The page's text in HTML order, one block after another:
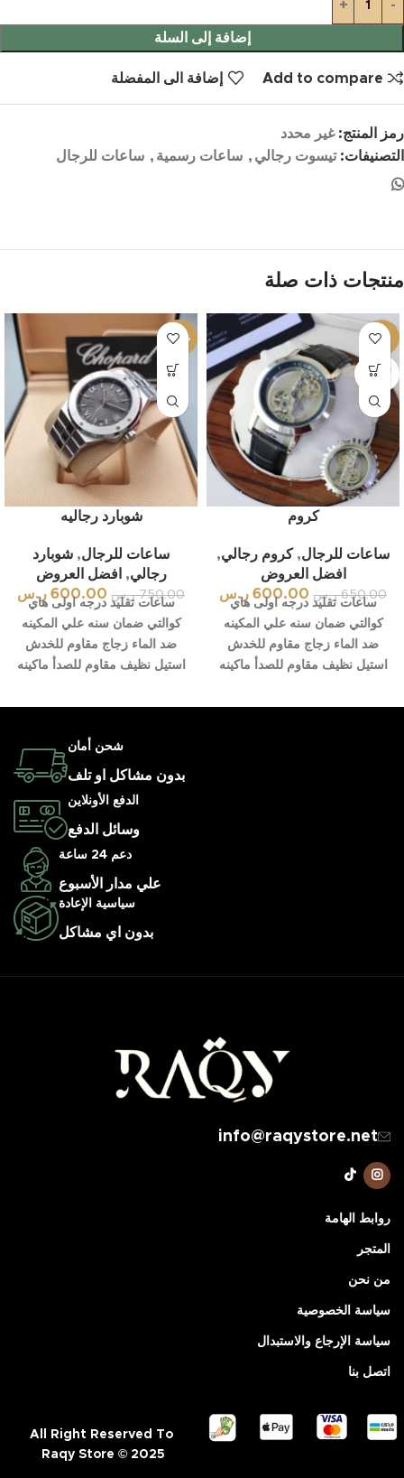
إضافة إلى السلة
Add to compare إضافة الى المفضلة
رمز المنتج:غير محدد
التصنيفات: تيسوت رجالي , ساعات رسمية , ساعات للرجال
منتجات ذات صلة
-8%
بيعت كل
ها
كروم
ساعات للرجال, كروم رجالي,
افضل العروض
650.00 ر.س 600.00 ر.س
ساعات تقليد درجه اولى هاي
كوالتي ضمان سنه علي المكينه
ضد الماء زجاج مقاوم للخدش
استيل نظيف مقاوم للصدأ ماكينه
-20%
شوبارد رجاليه
ساعات للرجال, شوبارد
رجالي, افضل العروض
750.00 ر.س 600.00 ر.س
ساعات تقليد درجه اولى هاي
كوالتي ضمان سنه علي المكينه
ضد الماء زجاج مقاوم للخدش
استيل نظيف مقاوم للصدأ ماكينه
شحن أمان
بدون مشاكل او تلف
الدفع الأونلاين
وسائل الدفع
دعم 24 ساعة
علي مدار الأسبوع
سياسية الإعادة
بدون اي مشاكل
info@raqystore.net
روابط الهامة
المتجر
من نحن
سياسة الخصوصية
سياسة الإرجاع والاستبدال
اتصل بنا
All Right Reserved To
Raqy Store © 2025